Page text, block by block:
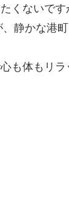
くないです
静かな港
も体もリラ